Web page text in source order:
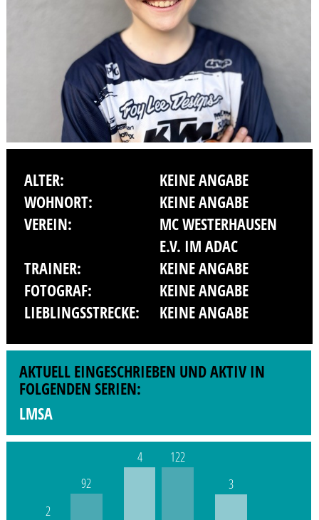
ALTER:
KEINE ANGABE
WOHNORT:
KEINE ANGABE
VEREIN:
MC WESTERHAUSEN
E.V. IM ADAC
TRAINER:
KEINE ANGABE
FOTOGRAF:
KEINE ANGABE
LIEBLINGSSTRECKE:
KEINE ANGABE
AKTUELL EINGESCHRIEBEN UND AKTIV IN
FOLGENDEN SERIEN:
LMSA
2
92
4 122
3